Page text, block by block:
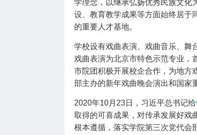
学理念，以继承弘扬优秀民族文化
设、教育教学成果等方面始终居于
的重要人才基地。
学校设有戏曲表演、戏曲音乐、舞
戏曲表演为北京市特色示范专业，
市院团积极开展校企合作，为地方
部主办的新年戏曲晚会演出和国家
2020年10月23日，习近平总书记给
取得的可喜成果，对传承发展好戏
根本遵循，落实学院第三次党代会